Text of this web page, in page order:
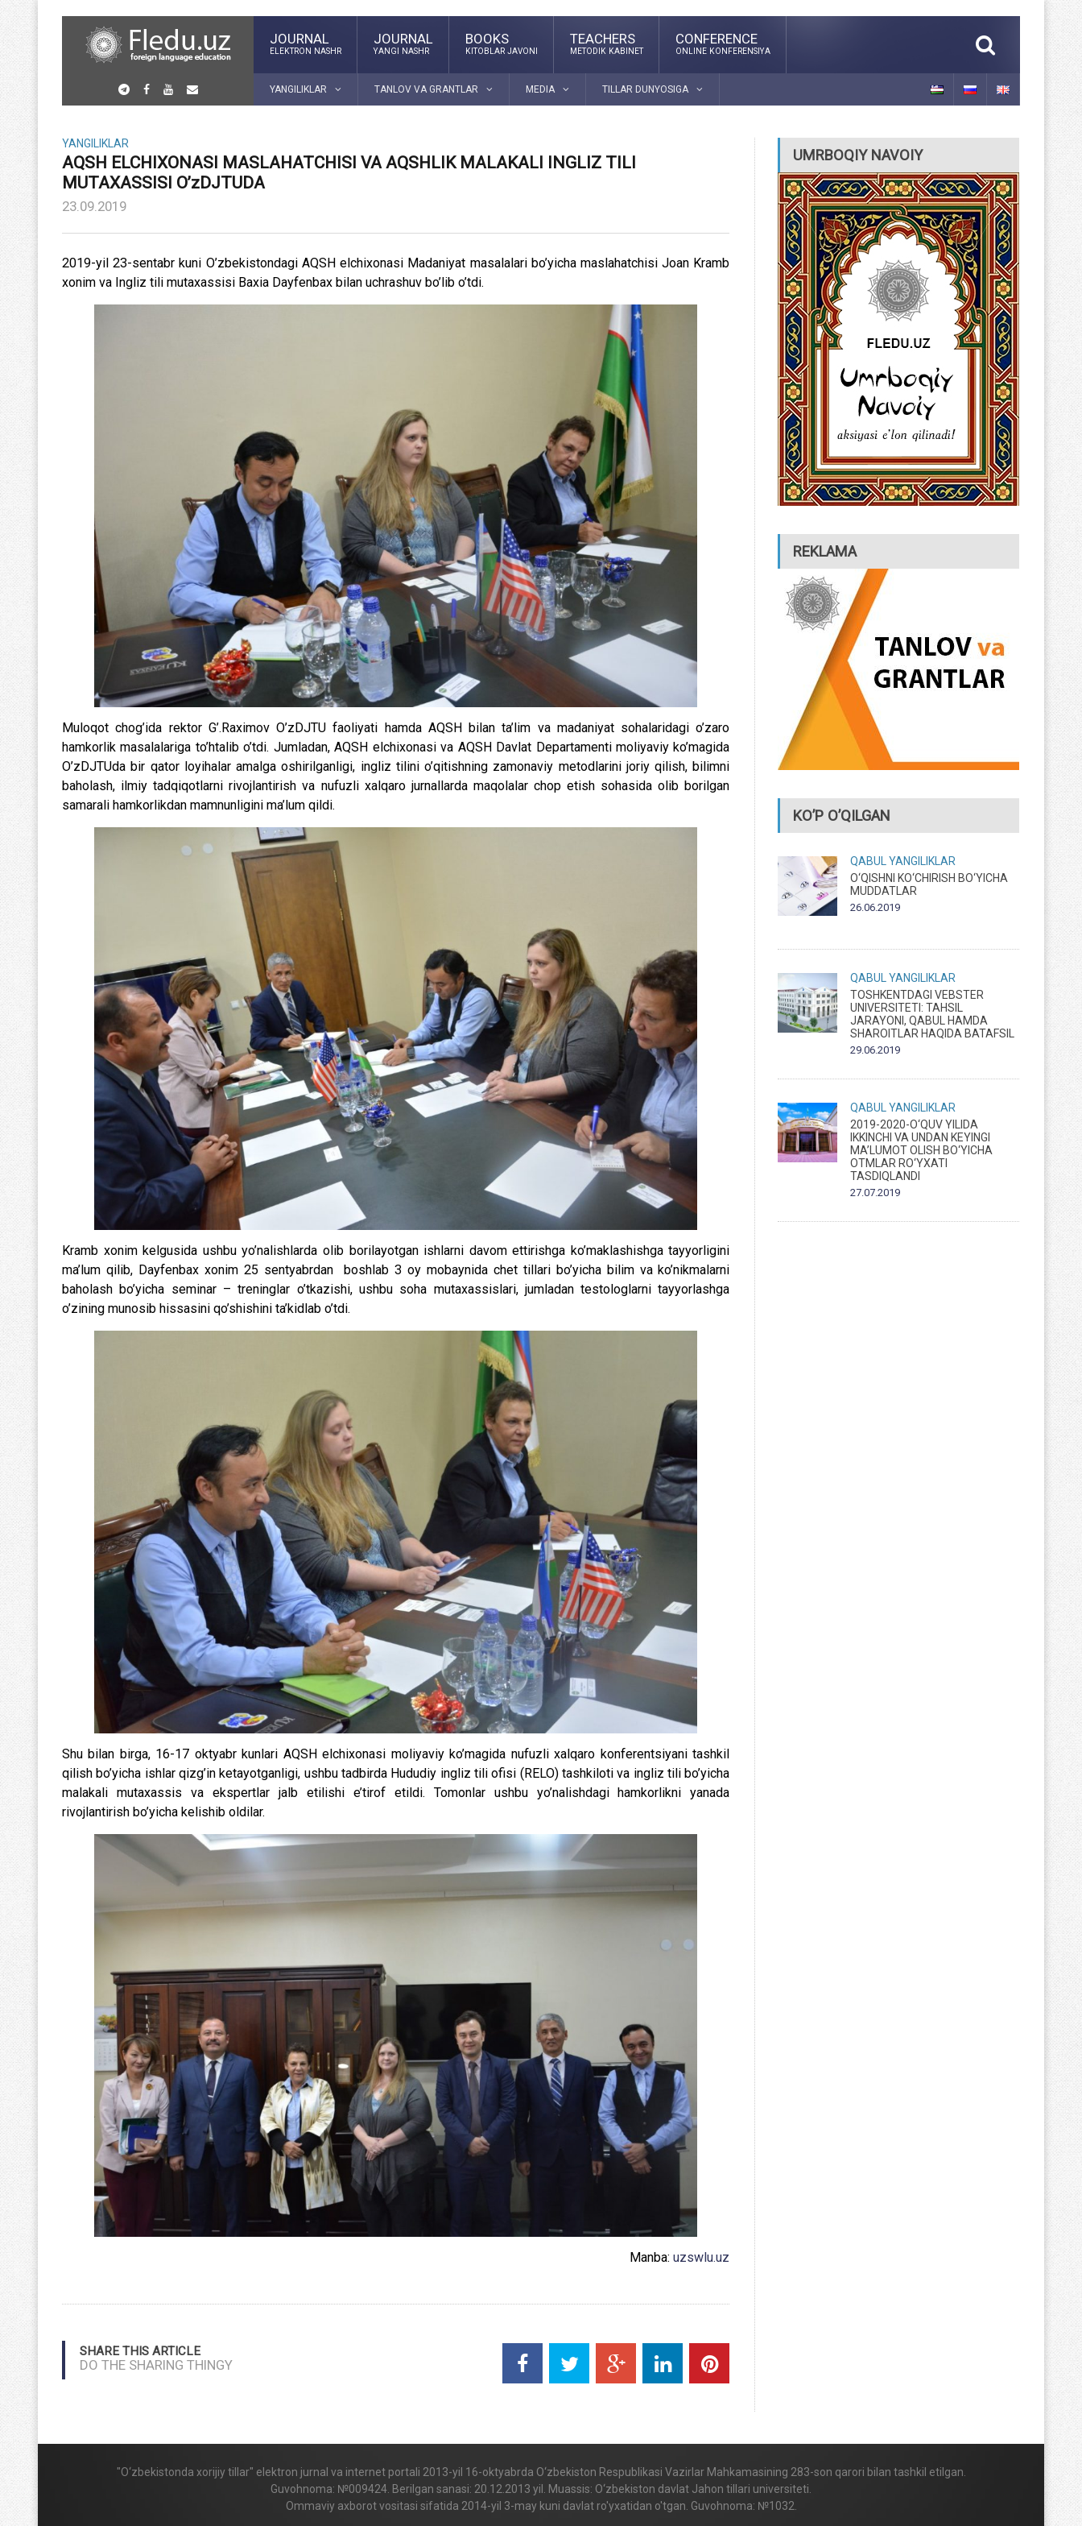
JOURNAL
ELEKTRON NASHR
JOURNAL
YANGI NASHR
BOOKS
KITOBLAR JAVONI
TEACHERS
METODIK KABINET
CONFERENCE
ONLINE KONFERENSIYA
YANGILIKLAR TANLOV VA GRANTLAR MEDIA TILLAR DUNYOSIGA
YANGILIKLAR
AQSH ELCHIXONASI MASLAHATCHISI VA AQSHLIK MALAKALI INGLIZ TILI
MUTAXASSISI O’zDJTUDA
23.09.2019
2019-yil 23-sentabr kuni O’zbekistondagi AQSH elchixonasi Madaniyat masalalari bo’yicha maslahatchisi Joan Kramb
xonim va Ingliz tili mutaxassisi Baxia Dayfenbax bilan uchrashuv bo’lib o’tdi.
Muloqot chog’ida rektor G’.Raximov O’zDJTU faoliyati hamda AQSH bilan ta’lim va madaniyat sohalaridagi o’zaro
hamkorlik masalalariga to’htalib o’tdi. Jumladan, AQSH elchixonasi va AQSH Davlat Departamenti moliyaviy ko’magida
O’zDJTUda bir qator loyihalar amalga oshirilganligi, ingliz tilini o’qitishning zamonaviy metodlarini joriy qilish, bilimni
baholash, ilmiy tadqiqotlarni rivojlantirish va nufuzli xalqaro jurnallarda maqolalar chop etish sohasida olib borilgan
samarali hamkorlikdan mamnunligini ma’lum qildi.
Kramb xonim kelgusida ushbu yo’nalishlarda olib borilayotgan ishlarni davom ettirishga ko’maklashishga tayyorligini
ma’lum qilib, Dayfenbax xonim 25 sentyabrdan boshlab 3 oy mobaynida chet tillari bo’yicha bilim va ko’nikmalarni
baholash bo’yicha seminar – treninglar o’tkazishi, ushbu soha mutaxassislari, jumladan testologlarni tayyorlashga
o’zining munosib hissasini qo’shishini ta’kidlab o’tdi.
Shu bilan birga, 16-17 oktyabr kunlari AQSH elchixonasi moliyaviy ko’magida nufuzli xalqaro konferentsiyani tashkil
qilish bo’yicha ishlar qizg’in ketayotganligi, ushbu tadbirda Hududiy ingliz tili ofisi (RELO) tashkiloti va ingliz tili bo’yicha
malakali mutaxassis va ekspertlar jalb etilishi e’tirof etildi. Tomonlar ushbu yo’nalishdagi hamkorlikni yanada
rivojlantirish bo’yicha kelishib oldilar.
Manba:uzswlu.uz
SHARE THIS ARTICLE
DO THE SHARING THINGY
UMRBOQIY NAVOIY
REKLAMA
KO’P O’QILGAN
QABUL
YANGILIKLAR
O‘QISHNI KO‘CHIRISH BO‘YICHA
MUDDATLAR
26.06.2019
QABUL
YANGILIKLAR
TOSHKENTDAGI VEBSTER
UNIVERSITETI: TAHSIL
JARAYONI, QABUL HAMDA
SHAROITLAR HAQIDA BATAFSIL
29.06.2019
QABUL
YANGILIKLAR
2019-2020-O‘QUV YILIDA
IKKINCHI VA UNDAN KEYINGI
MA’LUMOT OLISH BO‘YICHA
OTMLAR RO‘YXATI
TASDIQLANDI
27.07.2019
"O‘zbekistonda xorijiy tillar" elektron jurnal va internet portali 2013-yil 16-oktyabrda O‘zbekiston Respublikasi Vazirlar Mahkamasining 283-son qarori bilan tashkil etilgan.
Guvohnoma: №009424. Berilgan sanasi: 20.12.2013 yil. Muassis: O‘zbekiston davlat Jahon tillari universiteti.
Ommaviy axborot vositasi sifatida 2014-yil 3-may kuni davlat ro'yxatidan o'tgan. Guvohnoma: №1032.